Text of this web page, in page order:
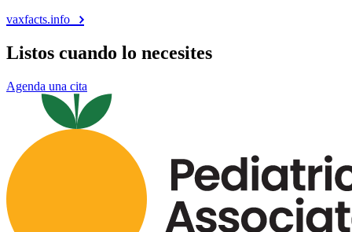
vaxfacts.info
Listos cuando lo necesites
Agenda una cita